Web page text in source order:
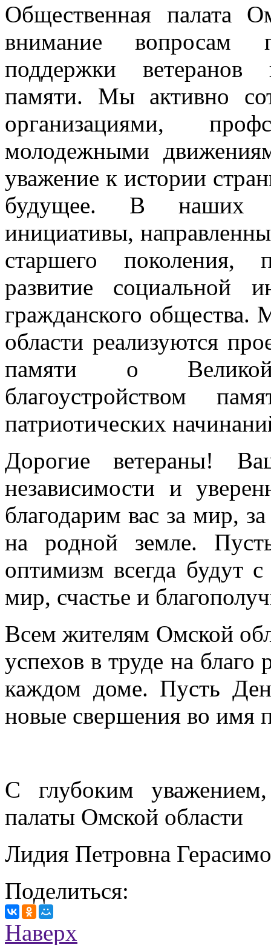
Общественная палата
внимание вопросам
поддержки ветеранов
памяти. Мы активно
организациями,
молодежными
уважение к истории
будущее. В наших
инициативы,
старшего поколения,
развитие социальной
гражданского
области реализуются
памяти о Великой
благоустройством
патриотических
Дорогие ветераны!
независимости и
благодарим вас за мир,
на родной земле.
оптимизм всегда будут
мир, счастье и
Всем жителям Омской
успехов в труде на благо
каждом доме. Пусть
новые свершения во имя
С глубоким
палаты Омской области
Лидия Петровна
Поделиться:
Наверх